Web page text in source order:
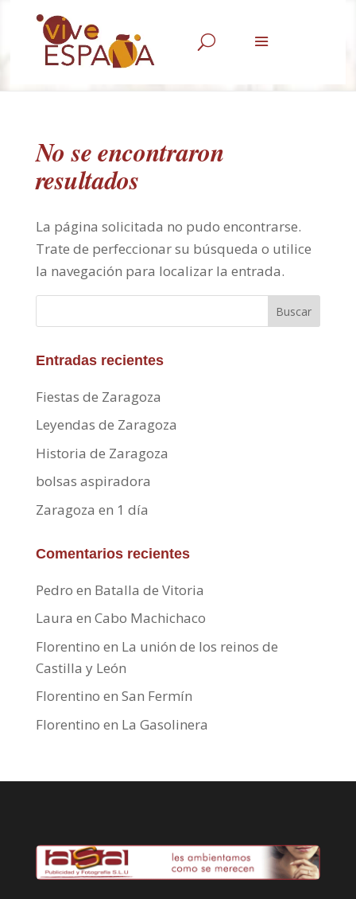
U
No se encontraron
resultados
La página solicitada no pudo encontrarse.
Trate de perfeccionar su búsqueda o utilice
la navegación para localizar la entrada.
Buscar
Entradas recientes
Fiestas de Zaragoza
Leyendas de Zaragoza
Historia de Zaragoza
bolsas aspiradora
Zaragoza en 1 día
Comentarios recientes
Pedro en Batalla de Vitoria
Laura en Cabo Machichaco
Florentino en La unión de los reinos de
Castilla y León
Florentino en San Fermín
Florentino en La Gasolinera